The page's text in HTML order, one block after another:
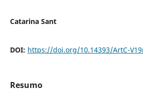
Catarina Sant
DOI: https://doi.org/10.14393/ArtC-
Resumo